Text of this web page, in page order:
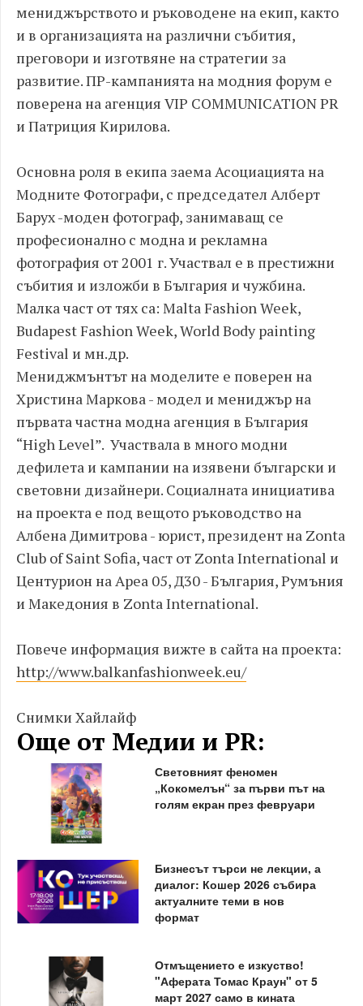
мениджърството и ръководене на екип, както
и в организацията на различни събития,
преговори и изготвяне на стратегии за
развитие. ПР-кампанията на модния форум е
поверена на агенция VIP COMMUNICATION PR
и Патриция Кирилова.
Основна роля в екипа заема Асоциацията на
Модните Фотографи, с председател Алберт
Барух -моден фотограф, занимаващ се
професионално с модна и рекламна
фотография от 2001 г. Участвал е в престижни
събития и изложби в България и чужбина.
Малка част от тях са: Malta Fashion Week,
Budapest Fashion Week, World Body painting
Festival и мн.др.
Мениджмънтът на моделите е поверен на
Христина Маркова - модел и мениджър на
първата частна модна агенция в България
“High Level”. Участвала в много модни
дефилета и кампании на изявени български и
световни дизайнери. Социалната инициатива
на проекта е под вещото ръководство на
Албена Димитрова - юрист, президент на Zonta
Club of Saint Sofia, част от Zonta International и
Центурион на Ареа 05, Д30 - България, Румъния
и Македония в Zonta International.
Повече информация вижте в сайта на проекта:
http://www.balkanfashionweek.eu/
Снимки Хайлайф
Още от Медии и PR:
Световният феномен
„Кокомелън“ за първи път на
голям екран през февруари
Бизнесът търси не лекции, а
диалог: Кошер 2026 събира
актуалните теми в нов
формат
Отмъщението е изкуство!
"Аферата Томас Краун" от 5
март 2027 само в кината